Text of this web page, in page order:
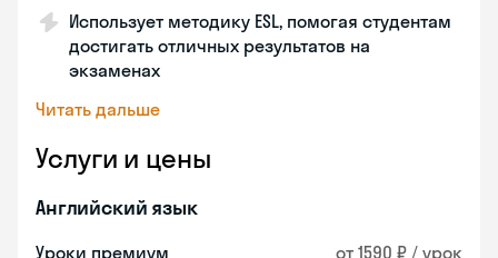
Использует методику ESL, помогая студентам
достигать отличных результатов на
экзаменах
Читать дальше
Услуги и цены
Английский язык
Уроки премиум от 1590 ₽ / урок